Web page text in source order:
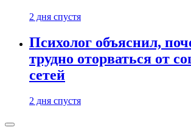
2 дня спустя
Психолог объяснил,
трудно оторваться от
сетей
2 дня спустя